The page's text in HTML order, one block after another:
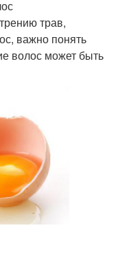
трав,
важно понять
волос может быть